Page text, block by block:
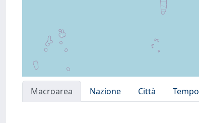
Macroarea Nazione Città
Tempo